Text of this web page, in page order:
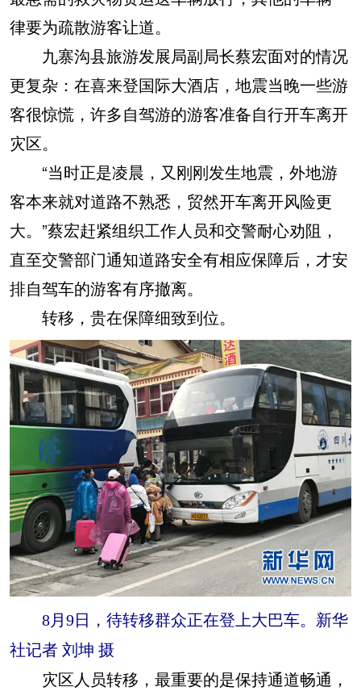
律要为疏散游客让道。
九寨沟县旅游发展局副局长蔡宏面对的情况
更复杂：在喜来登国际大酒店，地震当晚一些游
客很惊慌，许多自驾游的游客准备自行开车离开
灾区。
“当时正是凌晨，又刚刚发生地震，外地游
客本来就对道路不熟悉，贸然开车离开风险更
大。”蔡宏赶紧组织工作人员和交警耐心劝阻，
直至交警部门通知道路安全有相应保障后，才安
排自驾车的游客有序撤离。
转移，贵在保障细致到位。
8月9日，待转移群众正在登上大巴车。新华
社记者 刘坤 摄
灾区人员转移，最重要的是保持通道畅通，